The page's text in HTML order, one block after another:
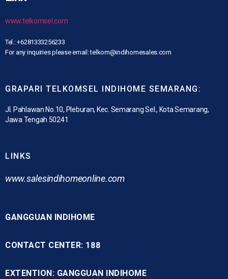
www.telkomsel.com
Tel.: +6281333256233
For any inquiries please email: telkom@indihomesales.com
GRAPARI TELKOMSEL INDIHOME SEMARANG:
Jl. Pahlawan No.10, Pleburan, Kec. Semarang Sel., Kota Semarang,
Jawa Tengah 50241
LINKS
www.salesindihomeonline.com
GANGGUAN INDIHOME
CONTACT CENTER: 188
EXTENTION: GANGGUAN INDIHOME